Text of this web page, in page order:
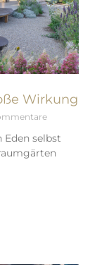
Wirkung
selbst